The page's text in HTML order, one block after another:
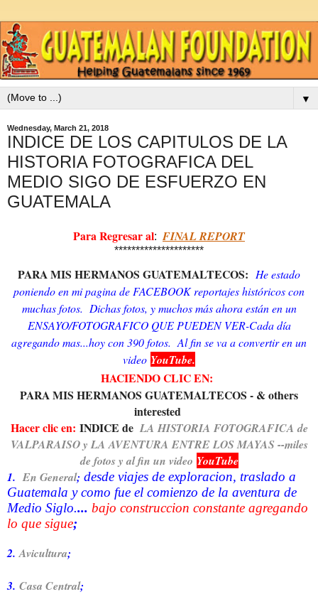
▼
Wednesday, March 21, 2018
INDICE DE LOS CAPITULOS DE LA
HISTORIA FOTOGRAFICA DEL
MEDIO SIGO DE ESFUERZO EN
GUATEMALA
Para Regresar al: FINAL REPORT
*********************
PARA MIS HERMANOS GUATEMALTECOS: He estado
poniendo en mi pagina de FACEBOOK reportajes históricos con
muchas fotos. Dichas fotos, y muchos más ahora están en un
ENSAYO/FOTOGRAFICO QUE PUEDEN VER-Cada día
agregando mas...hoy con 390 fotos. Al fin se va a convertir en un
video YouTube.
HACIENDO CLIC EN:
PARA MIS HERMANOS GUATEMALTECOS - & others
interested
Hacer clic en: INDICE de LA HISTORIA FOTOGRAFICA de
VALPARAISO y LA AVENTURA ENTRE LOS MAYAS --miles
de fotos y al fin un video YouTube
1.En General; desde viajes de exploracion, traslado a
Guatemala y como fue el comienzo de la aventura de
Medio Siglo.... bajo construccion constante agregando
lo que sigue;
2.Avicultura;
3. Casa Central;